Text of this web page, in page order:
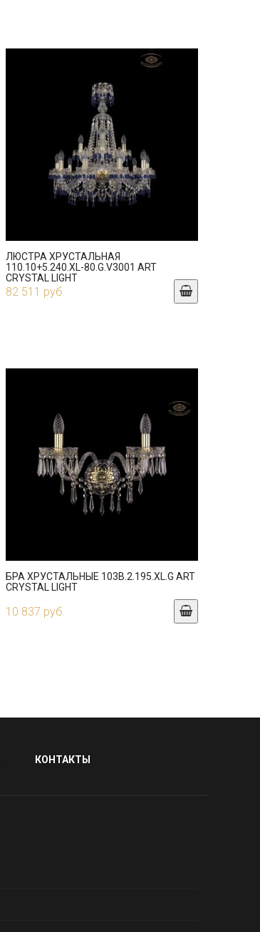
ЛЮСТРА ХРУСТАЛЬНАЯ
110.10+5.240.XL-80.G.V3001 ART
CRYSTAL LIGHT
82 511 руб.
БРА ХРУСТАЛЬНЫЕ 103B.2.195.XL.G ART
CRYSTAL LIGHT
10 837 руб.
КОНТАКТЫ